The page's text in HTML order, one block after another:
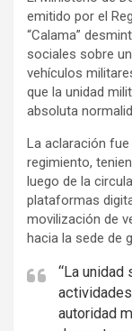
emitido por el
“Calama”
sociales sobre
vehículos
que la unidad
absoluta
La aclaración
regimiento,
luego de la
plataformas
movilización de
hacia la sede de
“La unidad
autoridad